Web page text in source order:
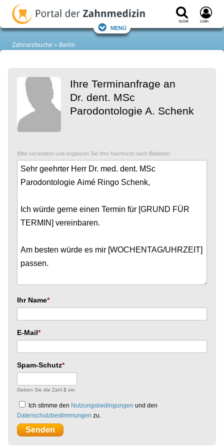
Suche Login
Menü
Zahnarztsuche Berlin
Ihre Terminanfrage an
Dr. dent. MSc
Parodontologie A. Schenk
Bitte verändern und ergänzen Sie Ihre Nachricht nach Belieben:
Ihr Name
E-Mail
Spam-Schutz
Geben Sie die Zahl 2 ein
Ich stimme den Nutzungsbedingungen und den
Datenschutzbestimmungen zu.